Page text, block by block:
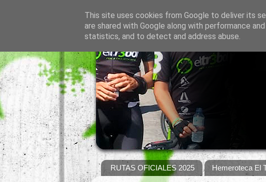
RUTAS OFICIALES 2025 Hemeroteca El
This site uses cookies from Google to deliver its
are shared with Google along with performance
statistics, and to detect and address abuse.